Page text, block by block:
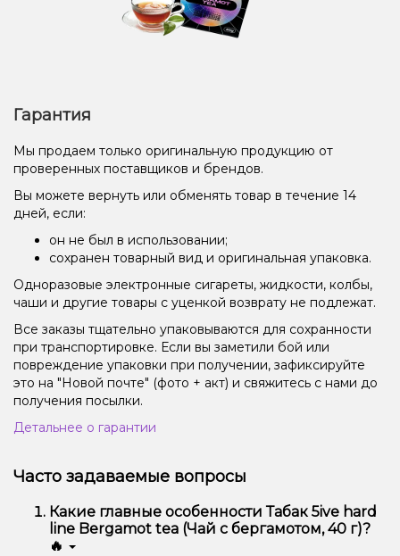
Гарантия
Мы продаем только оригинальную продукцию от
проверенных поставщиков и брендов.
Вы можете вернуть или обменять товар в течение 14
дней, если:
он не был в использовании;
сохранен товарный вид и оригинальная упаковка.
Одноразовые электронные сигареты, жидкости, колбы,
чаши и другие товары с уценкой возврату не подлежат.
Все заказы тщательно упаковываются для сохранности
при транспортировке. Если вы заметили бой или
повреждение упаковки при получении, зафиксируйте
это на "Новой почте" (фото + акт) и свяжитесь с нами до
получения посылки.
Детальнее о гарантии
Часто задаваемые вопросы
Какие главные особенности Табак 5ive hard
line Bergamot tea (Чай с бергамотом, 40 г)?
🔥